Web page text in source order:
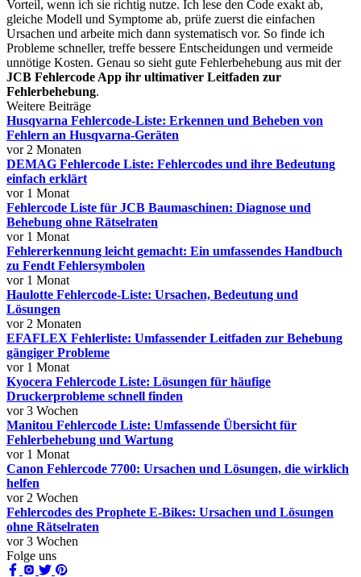
Vorteil, wenn ich sie richtig nutze. Ich lese den Code exakt ab,
gleiche Modell und Symptome ab, prüfe zuerst die einfachen
Ursachen und arbeite mich dann systematisch vor. So finde ich
Probleme schneller, treffe bessere Entscheidungen und vermeide
unnötige Kosten. Genau so sieht gute Fehlerbehebung aus mit der
JCB Fehlercode App ihr ultimativer Leitfaden zur
Fehlerbehebung.
Weitere Beiträge
Husqvarna Fehlercode-Liste: Erkennen und Beheben von
Fehlern an Husqvarna-Geräten
vor 2 Monaten
DEMAG Fehlercode Liste: Fehlercodes und ihre Bedeutung
einfach erklärt
vor 1 Monat
Fehlercode Liste für JCB Baumaschinen: Diagnose und
Behebung ohne Rätselraten
vor 1 Monat
Fehlererkennung leicht gemacht: Ein umfassendes Handbuch
zu Fendt Fehlersymbolen
vor 1 Monat
Haulotte Fehlercode-Liste: Ursachen, Bedeutung und
Lösungen
vor 2 Monaten
EFAFLEX Fehlerliste: Umfassender Leitfaden zur Behebung
gängiger Probleme
vor 1 Monat
Kyocera Fehlercode Liste: Lösungen für häufige
Druckerprobleme schnell finden
vor 3 Wochen
Manitou Fehlercode Liste: Umfassende Übersicht für
Fehlerbehebung und Wartung
vor 1 Monat
Canon Fehlercode 7700: Ursachen und Lösungen, die wirklich
helfen
vor 2 Wochen
Fehlercodes des Prophete E-Bikes: Ursachen und Lösungen
ohne Rätselraten
vor 3 Wochen
Folge uns